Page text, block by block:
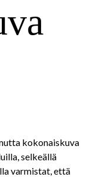
kokonaiskuva
selkeällä
varmistat, että